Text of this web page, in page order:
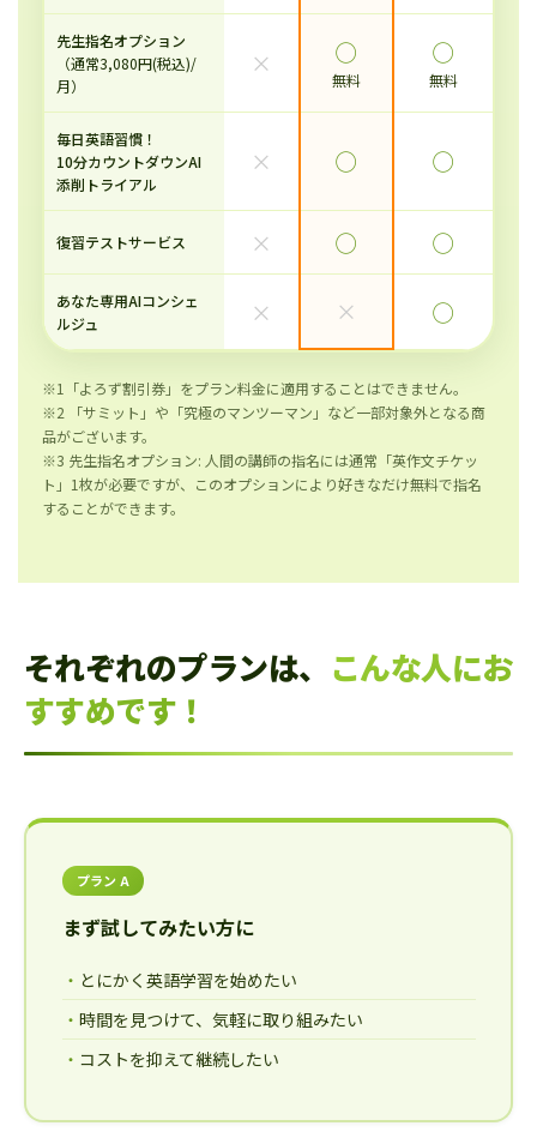
先生指名オプション
（通常3,080円(税込)/
月）
× ◯
無料
◯
無料
毎日英語習慣！
10分カウントダウンAI
添削トライアル
× ◯ ◯
復習テストサービス × ◯ ◯
あなた専用AIコンシェ
ルジュ
× × ◯
※1「よろず割引券」をプラン料金に適用することはできません。
※2 「サミット」や「究極のマンツーマン」など一部対象外となる商
品がございます。
※3 先生指名オプション: 人間の講師の指名には通常「英作文チケッ
ト」1枚が必要ですが、このオプションにより好きなだけ無料で指名
することができます。
それぞれのプランは、 こんな人にお
すすめです！
プラン A
まず試してみたい方に
とにかく英語学習を始めたい
時間を見つけて、気軽に取り組みたい
コストを抑えて継続したい